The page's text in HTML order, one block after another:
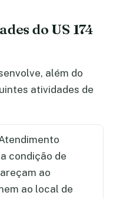
do US 174
além do
atividades de
condição de
ao
ao local de